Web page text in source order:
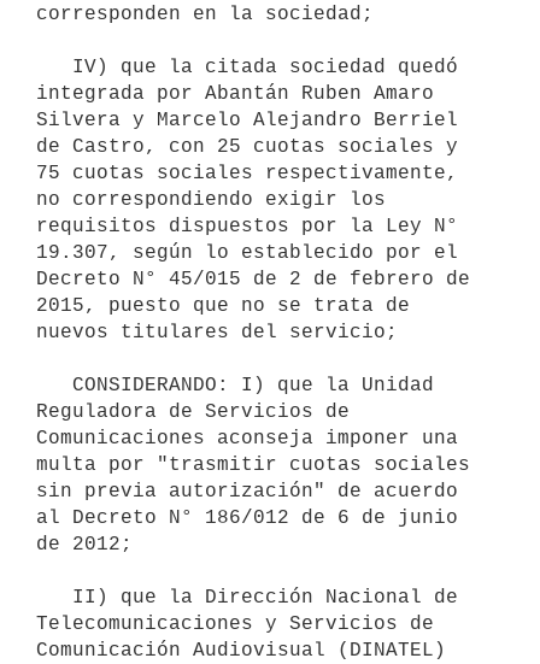
corresponden en la sociedad;
integrada por Abantán Ruben Amaro
Silvera y Marcelo Alejandro Berriel
de Castro, con 25 cuotas sociales y
75 cuotas sociales respectivamente,
no correspondiendo exigir los
requisitos dispuestos por la Ley N°
19.307, según lo establecido por el
Decreto N° 45/015 de 2 de febrero de
2015, puesto que no se trata de
nuevos titulares del servicio;
Reguladora de Servicios de
Comunicaciones aconseja imponer una
multa por "trasmitir cuotas sociales
sin previa autorización" de acuerdo
al Decreto N° 186/012 de 6 de junio
de 2012;
Telecomunicaciones y Servicios de
Comunicación Audiovisual (DINATEL)